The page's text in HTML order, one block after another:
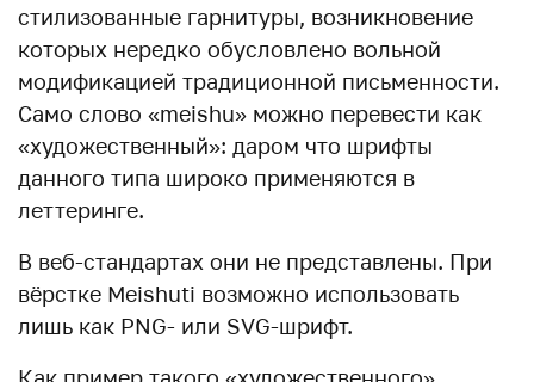
стилизованные гарнитуры, возникновение
которых нередко обусловлено вольной
модификацией традиционной письменности.
Само слово «meishu» можно перевести как
«художественный»: даром что шрифты
данного типа широко применяются в
леттеринге.
В веб-стандартах они не представлены. При
вёрстке Meishuti возможно использовать
лишь как PNG- или SVG-шрифт.